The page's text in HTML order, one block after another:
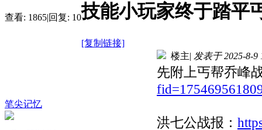
查看: 1865|回复: 10技能小玩家终于踏平
[复制链接]
笔尖记忆
楼主| 发表于 2025-8-9
先附上丐帮乔峰
洪七公战报：